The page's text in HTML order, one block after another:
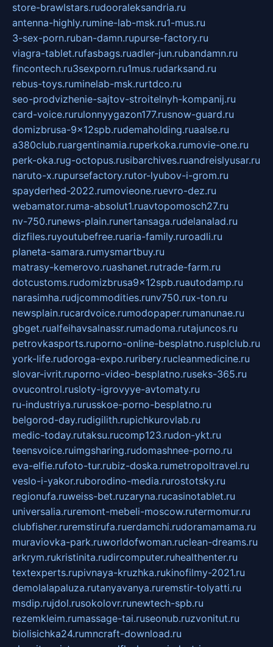
store-brawlstars.rudooraleksandria.ru
antenna-highly.rumine-lab-msk.ru1-mus.ru
3-sex-porn.ruban-damn.rupurse-factory.ru
viagra-tablet.rufasbags.ruadler-jun.rubandamn.ru
fincontech.ru3sexporn.ru1mus.rudarksand.ru
rebus-toys.ruminelab-msk.rurtdco.ru
seo-prodvizhenie-sajtov-stroitelnyh-kompanij.ru
card-voice.rurulonnyygazon177.rusnow-guard.ru
domizbrusa-9x12spb.rudemaholding.ruaalse.ru
a380club.ruargentinamia.ruperkoka.rumovie-one.ru
perk-oka.rug-octopus.rusibarchives.ruandreislyusar.ru
naruto-x.rupursefactory.rutor-lyubov-i-grom.ru
spayderhed-2022.rumovieone.ruevro-dez.ru
webamator.ruma-absolut1.ruavtopomosch27.ru
nv-750.runews-plain.runertansaga.rudelanalad.ru
dizfiles.ruyoutubefree.ruaria-family.ruroadli.ru
planeta-samara.rumysmartbuy.ru
matrasy-kemerovo.ruashanet.rutrade-farm.ru
dotcustoms.rudomizbrusa9x12spb.ruautodamp.ru
narasimha.rudjcommodities.runv750.rux-ton.ru
newsplain.rucardvoice.rumodopaper.rumanunae.ru
gbget.rualfeihavsalnassr.rumadoma.rutajuncos.ru
petrovkasports.ruporno-online-besplatno.rusplclub.ru
york-life.rudoroga-expo.ruribery.rucleanmedicine.ru
slovar-ivrit.ruporno-video-besplatno.ruseks-365.ru
ovucontrol.rusloty-igrovyye-avtomaty.ru
ru-industriya.rurusskoe-porno-besplatno.ru
belgorod-day.rudigilith.rupichkurovlab.ru
medic-today.rutaksu.rucomp123.rudon-ykt.ru
teensvoice.ruimgsharing.rudomashnee-porno.ru
eva-elfie.rufoto-tur.rubiz-doska.rumetropoltravel.ru
veslo-i-yakor.ruborodino-media.rurostotsky.ru
regionufa.ruweiss-bet.ruzaryna.rucasinotablet.ru
universalia.ruremont-mebeli-moscow.rutermomur.ru
clubfisher.ruremstirufa.ruerdamchi.rudoramamama.ru
muraviovka-park.ruworldofwoman.ruclean-dreams.ru
arkrym.rukristinita.rudircomputer.ruhealthenter.ru
textexperts.rupivnaya-kruzhka.rukinofilmy-2021.ru
demolalapaluza.rutanyavanya.ruremstir-tolyatti.ru
msdip.rujdol.rusokolovr.runewtech-spb.ru
rezemkleim.rumassage-tai.ruseonub.ruzvonitut.ru
biolisichka24.rumncraft-download.ru